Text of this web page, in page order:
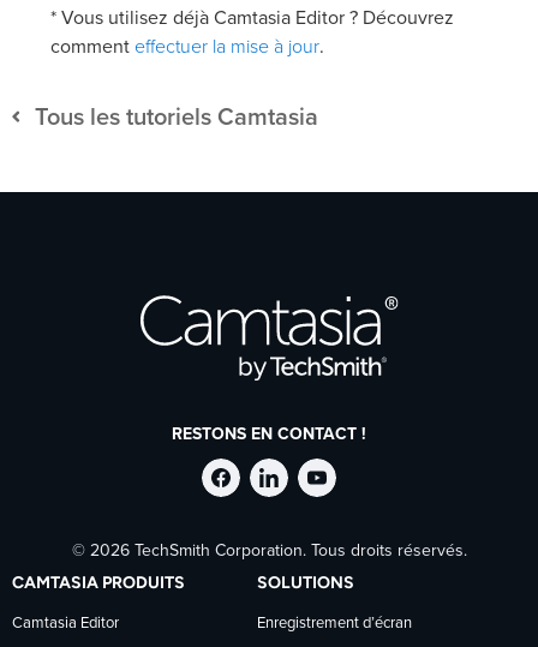
* Vous utilisez déjà Camtasia Editor ? Découvrez
comment effectuer la mise à jour.
Tous les tutoriels Camtasia
RESTONS EN CONTACT !
Suivre
TechSmith
sur
Suivre
TechSmith
sur
Suivre
TechSmith
sur
© 2026 TechSmith Corporation. Tous droits réservés.
CAMTASIA PRODUITS
Camtasia Editor
SOLUTIONS
Enregistrement d’écran